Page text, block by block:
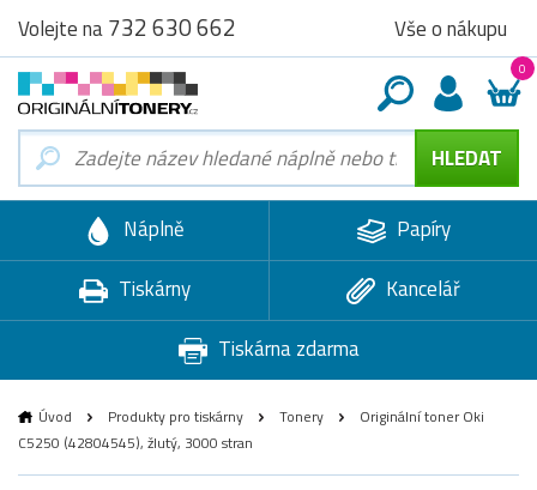
Volejte na732 630 662 Vše o nákupu
0
Náplně
Papíry
Tiskárny
Kancelář
Tiskárna zdarma
Úvod Produkty pro tiskárny Tonery
Originální toner Oki
C5250 (42804545), žlutý, 3000 stran